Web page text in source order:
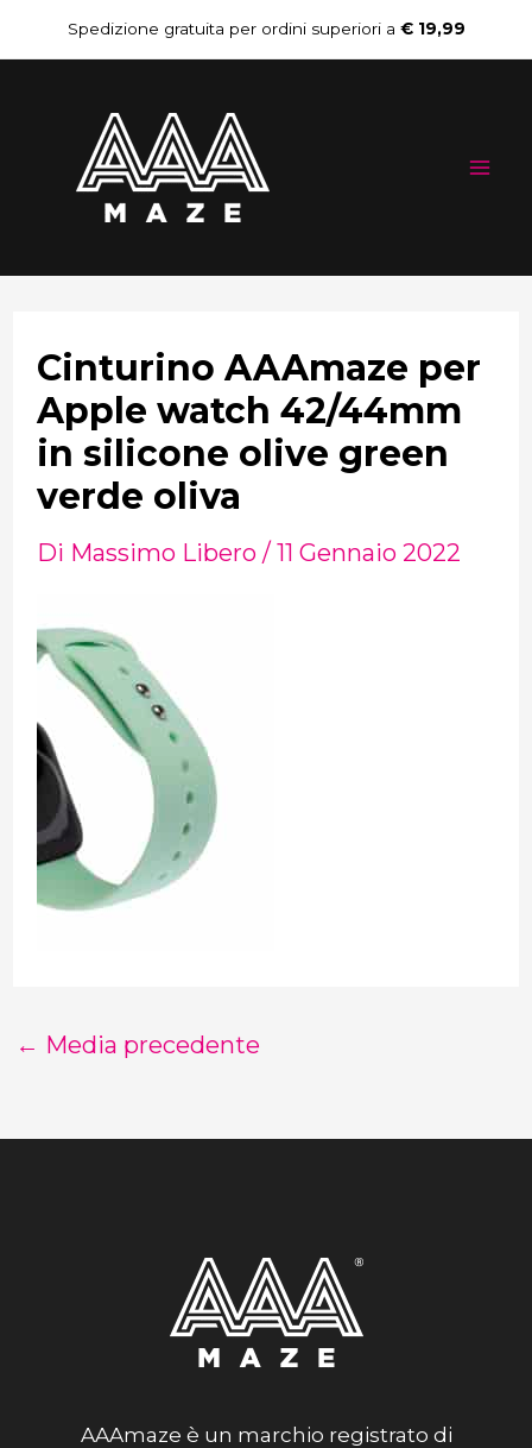
al
contenuto
Spedizione gratuita per ordini superiori a € 19,99
Cinturino AAAmaze per
Apple watch 42/44mm
in silicone olive green
verde oliva
Di Massimo Libero / 11 Gennaio 2022
Navigazione
articoli
← Media precedente
AAAmaze è un marchio registrato di